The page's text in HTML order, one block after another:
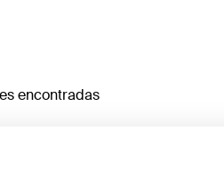
encontradas